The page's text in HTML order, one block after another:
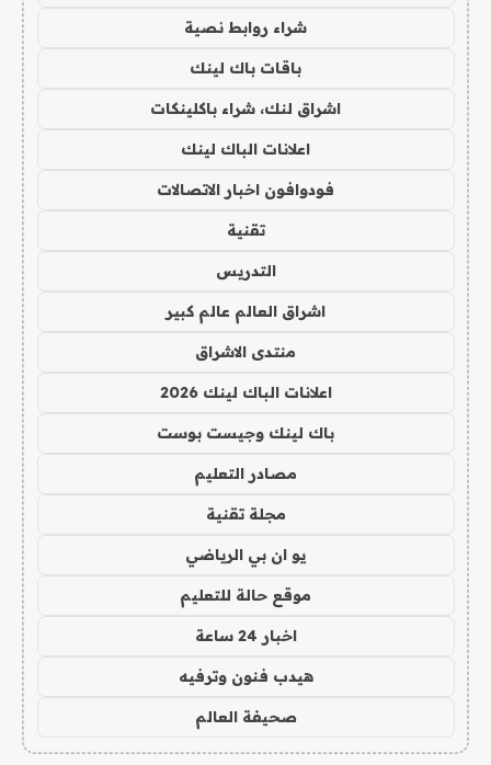
شراء روابط نصية
باقات باك لينك
اشراق لنك، شراء باكلينكات
اعلانات الباك لينك
فودوافون اخبار الاتصالات
تقنية
التدريس
اشراق العالم عالم كبير
منتدى الاشراق
اعلانات الباك لينك 2026
باك لينك وجيست بوست
مصادر التعليم
مجلة تقنية
يو ان بي الرياضي
موقع حالة للتعليم
اخبار 24 ساعة
هيدب فنون وترفيه
صحيفة العالم